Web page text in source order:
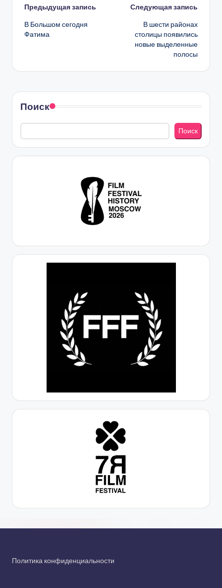
Навигация
записи
Предыдущая запись
В Большом сегодня
Фатима
Следующая запись
В шести районах
столицы появились
новые выделенные
полосы
Поиск
Поиск
Политика конфиденциальности